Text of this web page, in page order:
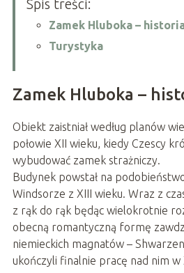
Spis treści:
Zamek Hluboka –
Turystyka
Zamek Hluboka –
Obiekt zaistniał według planów
połowie XII wieku, kiedy Czescy
wybudować zamek strażniczy.
Budynek powstał na
Windsorze z XIII wieku. Wraz z
z rąk do rąk będąc wielokrotnie
obecną romantyczną formę
niemieckich magnatów –
ukończyli finalnie pracę nad nim w